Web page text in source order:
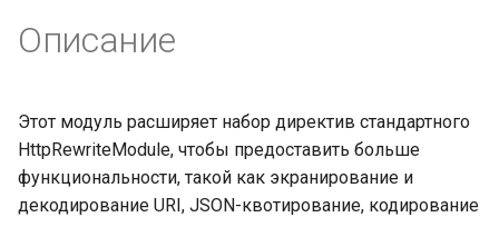
prettycjson
qless-web
qless
Описание
Этот модуль расширяет набор директив стандартного
HttpRewriteModule, чтобы предоставить больше
функциональности, такой как экранирование и
декодирование URI, JSON-квотирование, кодирование